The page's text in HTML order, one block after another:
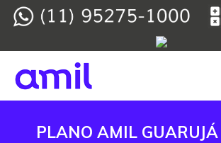
Skip
PLANO AMIL